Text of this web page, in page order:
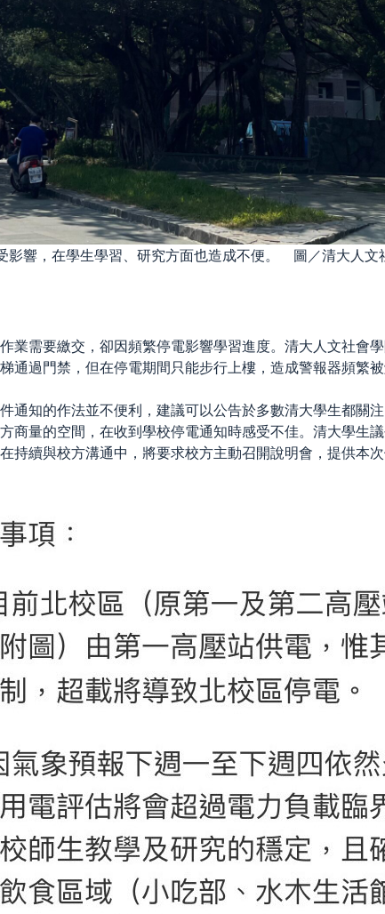
影響，在學生學習、研究方面也造成不便。 圖／清大人文
業需要繳交，卻因頻繁停電影響學習進度。清大人文社會
過門禁，但在停電期間只能步行上樓，造成警報器頻繁被
知的作法並不便利，建議可以公告於多數清大學生都關
商量的空間，在收到學校停電通知時感受不佳。清大學生
續與校方溝通中，將要求校方主動召開說明會，提供本次